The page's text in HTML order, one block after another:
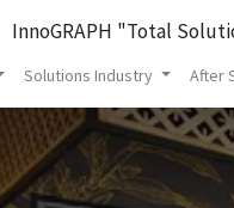
InnoGRAPH "Total
Solutions Industry After